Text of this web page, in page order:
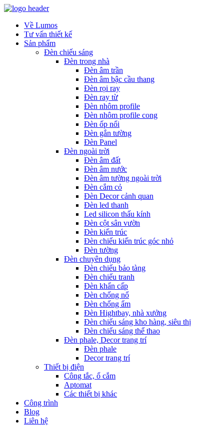
Về Lumos
Tư vấn thiết kế
Sản phẩm
Đèn chiếu sáng
Đèn trong nhà
Đèn âm trần
Đèn âm bậc cầu thang
Đèn rọi ray
Đèn ray từ
Đèn nhôm profile
Đèn nhôm profile cong
Đèn ốp nổi
Đèn gắn tường
Đèn Panel
Đèn ngoài trời
Đèn âm đất
Đèn âm nước
Đèn âm tường ngoài trời
Đèn cắm cỏ
Đèn Decor cảnh quan
Đèn led thanh
Led silicon thấu kính
Đèn cột sân vườn
Đèn kiến trúc
Đèn chiếu kiến trúc góc nhỏ
Đèn tường
Đèn chuyên dụng
Đèn chiếu bảo tàng
Đèn chiếu tranh
Đèn khẩn cấp
Đèn chống nổ
Đèn chống ẩm
Đèn Hightbay, nhà xưởng
Đèn chiếu sáng kho hàng, siêu thị
Đèn chiếu sáng thể thao
Đèn phale, Decor trang trí
Đèn phale
Decor trang trí
Thiết bị điện
Công tắc, ổ cắm
Aptomat
Các thiết bị khác
Công trình
Blog
Liên hệ